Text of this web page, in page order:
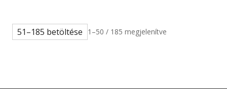
51–185 betöltése 1–50 / 185 megjelenítve